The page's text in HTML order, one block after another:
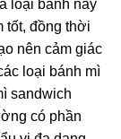
loại bánh này
tốt, đồng thời
nên cảm giác
loại bánh mì
sandwich
có phần